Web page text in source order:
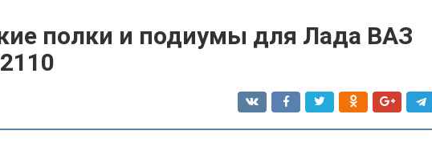
полки и подиумы для Лада ВАЗ